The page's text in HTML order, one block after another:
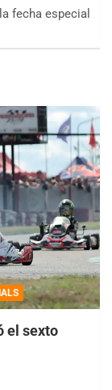
fecha especial
el sexto